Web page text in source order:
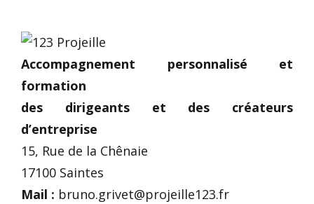
Accompagnement personnalisé et
formation
des dirigeants et des créateurs
d’entreprise
15, Rue de la Chênaie
17100 Saintes
Mail : bruno.grivet@projeille123.fr